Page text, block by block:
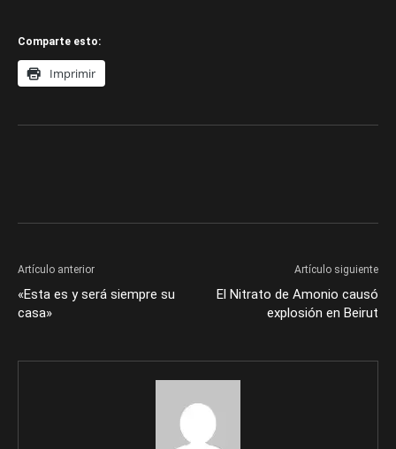
Comparte esto:
Imprimir
Artículo anterior
«Esta es y será siempre su
casa»
Artículo siguiente
El Nitrato de Amonio causó
explosión en Beirut